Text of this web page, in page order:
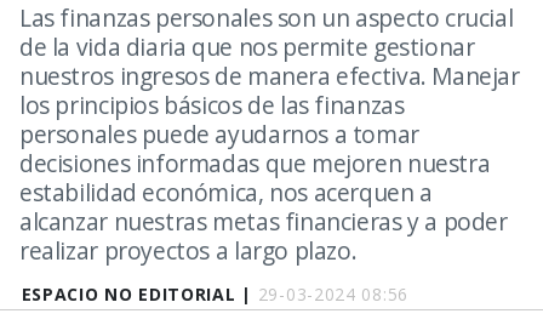
ESPACIO NO EDITORIAL | 29-03-2024 08:56
Las finanzas personales son un aspecto crucial
de la vida diaria que nos permite gestionar
nuestros ingresos de manera efectiva. Manejar
los principios básicos de las finanzas
personales puede ayudarnos a tomar
decisiones informadas que mejoren nuestra
estabilidad económica, nos acerquen a
alcanzar nuestras metas financieras y a poder
realizar proyectos a largo plazo.